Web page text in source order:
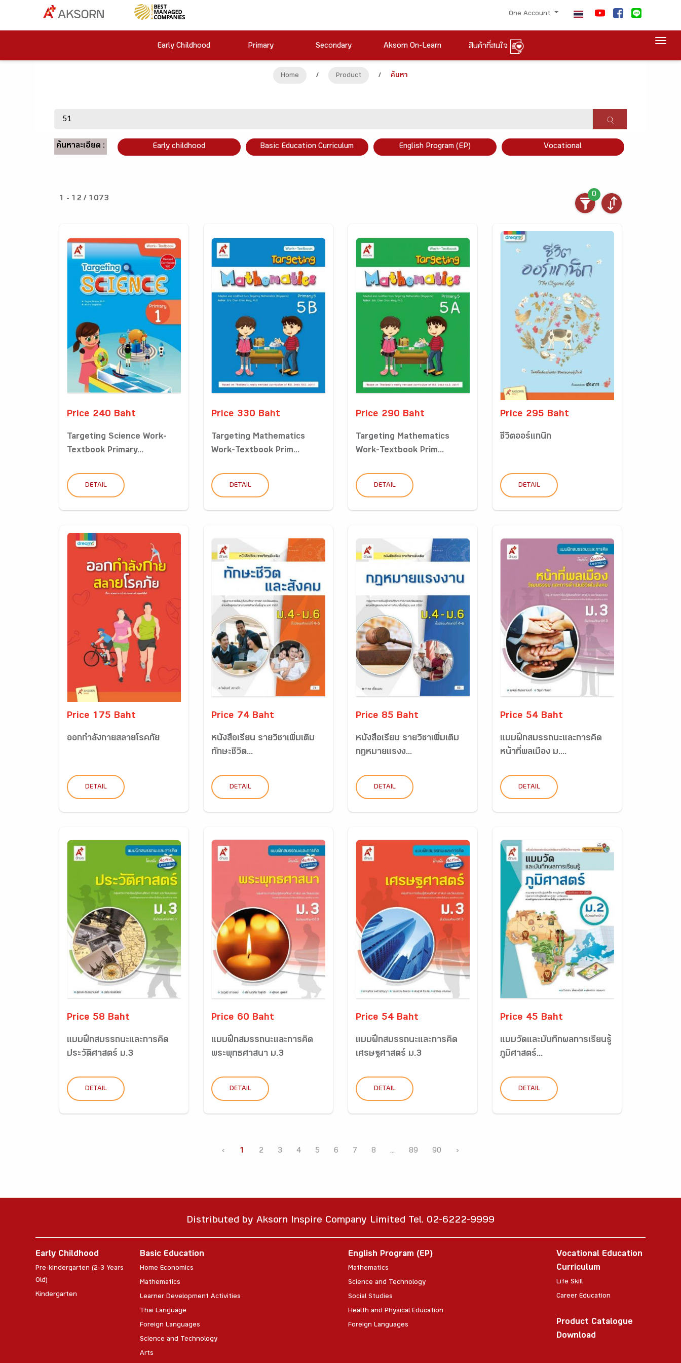
One Account
Early Childhood Primary Secondary Aksorn On-Learn สินค้าที่สนใจ
Home / Product / ค้นหา
ค้นหาละเอียด : Early childhood Basic Education Curriculum English Program (EP) Vocational
1 - 12 / 1073
0
Price 240 Baht
Targeting Science Work-
Textbook Primary...
DETAIL
Price 330 Baht
Targeting Mathematics
Work-Textbook Prim...
DETAIL
Price 290 Baht
Targeting Mathematics
Work-Textbook Prim...
DETAIL
Price 295 Baht
ชีวิตออร์แกนิก
DETAIL
Price 175 Baht
ออกกำลังกายสลายโรคภัย
DETAIL
Price 74 Baht
หนังสือเรียน รายวิชาเพิ่มเติม
ทักษะชีวิต...
DETAIL
Price 85 Baht
หนังสือเรียน รายวิชาเพิ่มเติม
กฏหมายแรงง...
DETAIL
Price 54 Baht
แบบฝึกสมรรถนะและการคิด
หน้าที่พลเมือง ม....
DETAIL
Price 58 Baht
แบบฝึกสมรรถนะและการคิด
ประวัติศาสตร์ ม.3
DETAIL
Price 60 Baht
แบบฝึกสมรรถนะและการคิด
พระพุทธศาสนา ม.3
DETAIL
Price 54 Baht
แบบฝึกสมรรถนะและการคิด
เศรษฐศาสตร์ ม.3
DETAIL
Price 45 Baht
แบบวัดและบันทึกผลการเรียนรู้
ภูมิศาสตร์...
DETAIL
‹ 1 2 3 4 5 6 7 8 ... 89 90 ›
Distributed by Aksorn Inspire Company Limited Tel. 02-6222-9999
Early Childhood
Pre-kindergarten (2-3 Years
Old)
Kindergarten
Basic Education
Home Economics
Mathematics
Learner Development Activities
Thai Language
Foreign Languages
Science and Technology
Arts
English Program (EP)
Mathematics
Science and Technology
Social Studies
Health and Physical Education
Foreign Languages
Vocational Education
Curriculum
Life Skill
Career Education
Product Catalogue
Download